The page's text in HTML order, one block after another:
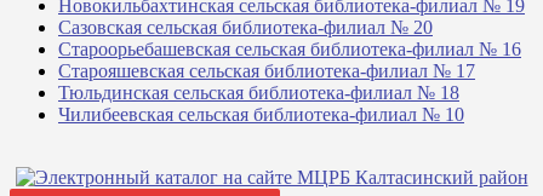
Новокильбахтинская сельская библиотека-филиал № 19
Сазовская сельская библиотека-филиал № 20
Староорьебашевская сельская библиотека-филиал № 16
Старояшевская сельская библиотека-филиал № 17
Тюльдинская сельская библиотека-филиал № 18
Чилибеевская сельская библиотека-филиал № 10